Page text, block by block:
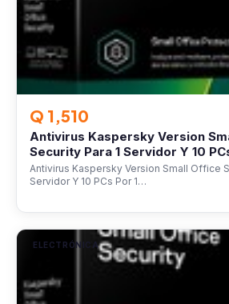
Q 1,510
Antivirus Kaspersky Version
Security Para 1 Servidor Y 10
Antivirus Kaspersky Version Small Office
Servidor Y 10 PCs Por 1…
ELECTRÓNICA